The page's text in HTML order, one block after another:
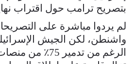
بتصريح ترامب حول اقتراب
لم يردوا مباشرة على
واشنطن، لكن الجيش
الرغم من تدمير